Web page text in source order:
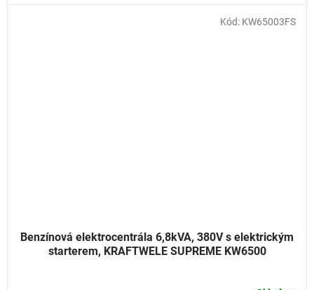
Benzínová elektrocentrála 6,8kVA, 380V s elektrickým
starterem, KRAFTWELE SUPREME KW6500
Kód: KW65003FS